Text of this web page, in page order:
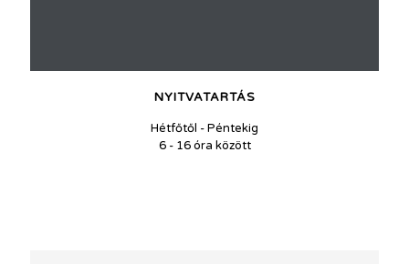
NYITVATARTÁS
Hétfőtől - Péntekig
6 - 16 óra között